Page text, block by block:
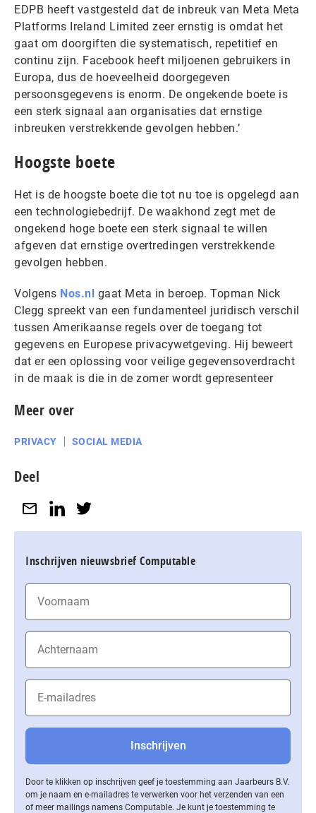
EDPB heeft vastgesteld dat de inbreuk van Meta Meta
Platforms Ireland Limited zeer ernstig is omdat het
gaat om doorgiften die systematisch, repetitief en
continu zijn. Facebook heeft miljoenen gebruikers in
Europa, dus de hoeveelheid doorgegeven
persoonsgegevens is enorm. De ongekende boete is
een sterk signaal aan organisaties dat ernstige
inbreuken verstrekkende gevolgen hebben.’
Hoogste boete
Het is de hoogste boete die tot nu toe is opgelegd aan
een technologiebedrijf. De waakhond zegt met de
ongekend hoge boete een sterk signaal te willen
afgeven dat ernstige overtredingen verstrekkende
gevolgen hebben.
Volgens Nos.nl gaat Meta in beroep. Topman Nick
Clegg spreekt van een fundamenteel juridisch verschil
tussen Amerikaanse regels over de toegang tot
gegevens en Europese privacywetgeving. Hij beweert
dat er een oplossing voor veilige gegevensoverdracht
in de maak is die in de zomer wordt gepresenteer
Meer over
PRIVACY SOCIAL MEDIA
Deel
Inschrijven nieuwsbrief Computable
Door te klikken op inschrijven geef je toestemming aan Jaarbeurs B.V.
om je naam en e-mailadres te verwerken voor het verzenden van een
of meer mailings namens Computable. Je kunt je toestemming te